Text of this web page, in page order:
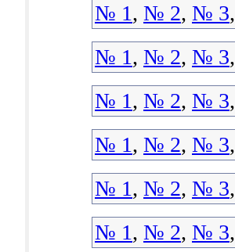
№ 1, № 2, № 3,
№ 1, № 2, № 3,
№ 1, № 2, № 3,
№ 1, № 2, № 3,
№ 1, № 2, № 3,
№ 1, № 2, № 3,